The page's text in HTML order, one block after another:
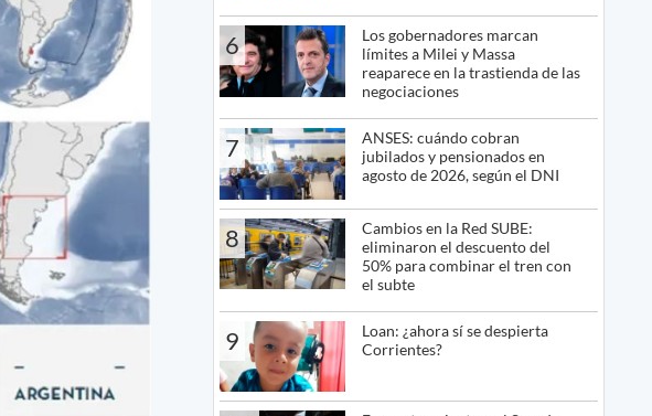
6
Los gobernadores marcan
límites a Milei y Massa
reaparece en la trastienda de las
negociaciones
7
ANSES: cuándo cobran
jubilados y pensionados en
agosto de 2026, según el DNI
8
Cambios en la Red SUBE:
eliminaron el descuento del
50% para combinar el tren con
el subte
9
Loan: ¿ahora sí se despierta
Corrientes?